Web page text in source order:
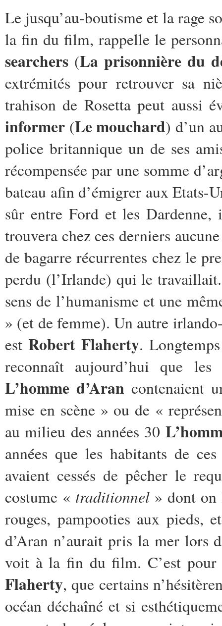
Le jusqu’au-boutisme et la rage
la fin du film, rappelle le
searchers (La prisonnière du
extrémités pour retrouver sa
trahison de Rosetta peut aussi
informer (Le mouchard) d’un
police britannique un de ses
récompensée par une somme
bateau afin d’émigrer aux Etats-
sûr entre Ford et les
trouvera chez ces derniers
de bagarre récurrentes chez le
perdu (l’Irlande) qui le
sens de l’humanisme et une
» (et de femme). Un autre
estRobert Flaherty.
reconnaît aujourd’hui que
L’homme d’Aran contenaient
mise en scène » ou de «
au milieu des années 30
années que les habitants de
avaient cessés de pêcher le
costume « traditionnel » dont on
rouges, pampooties aux pieds,
d’Aran n’aurait pris la mer lors
voit à la fin du film. C’est pour
Flaherty, que certains
océan déchaîné et si